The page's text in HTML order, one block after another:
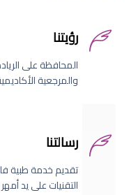
رؤيتنا
المحافظة على
والمرجعية
رسالتنا
تقديم خدمة طبية
التقنيات على يد